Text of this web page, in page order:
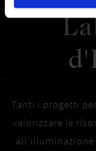
Tanti i progetti
valorizzare le